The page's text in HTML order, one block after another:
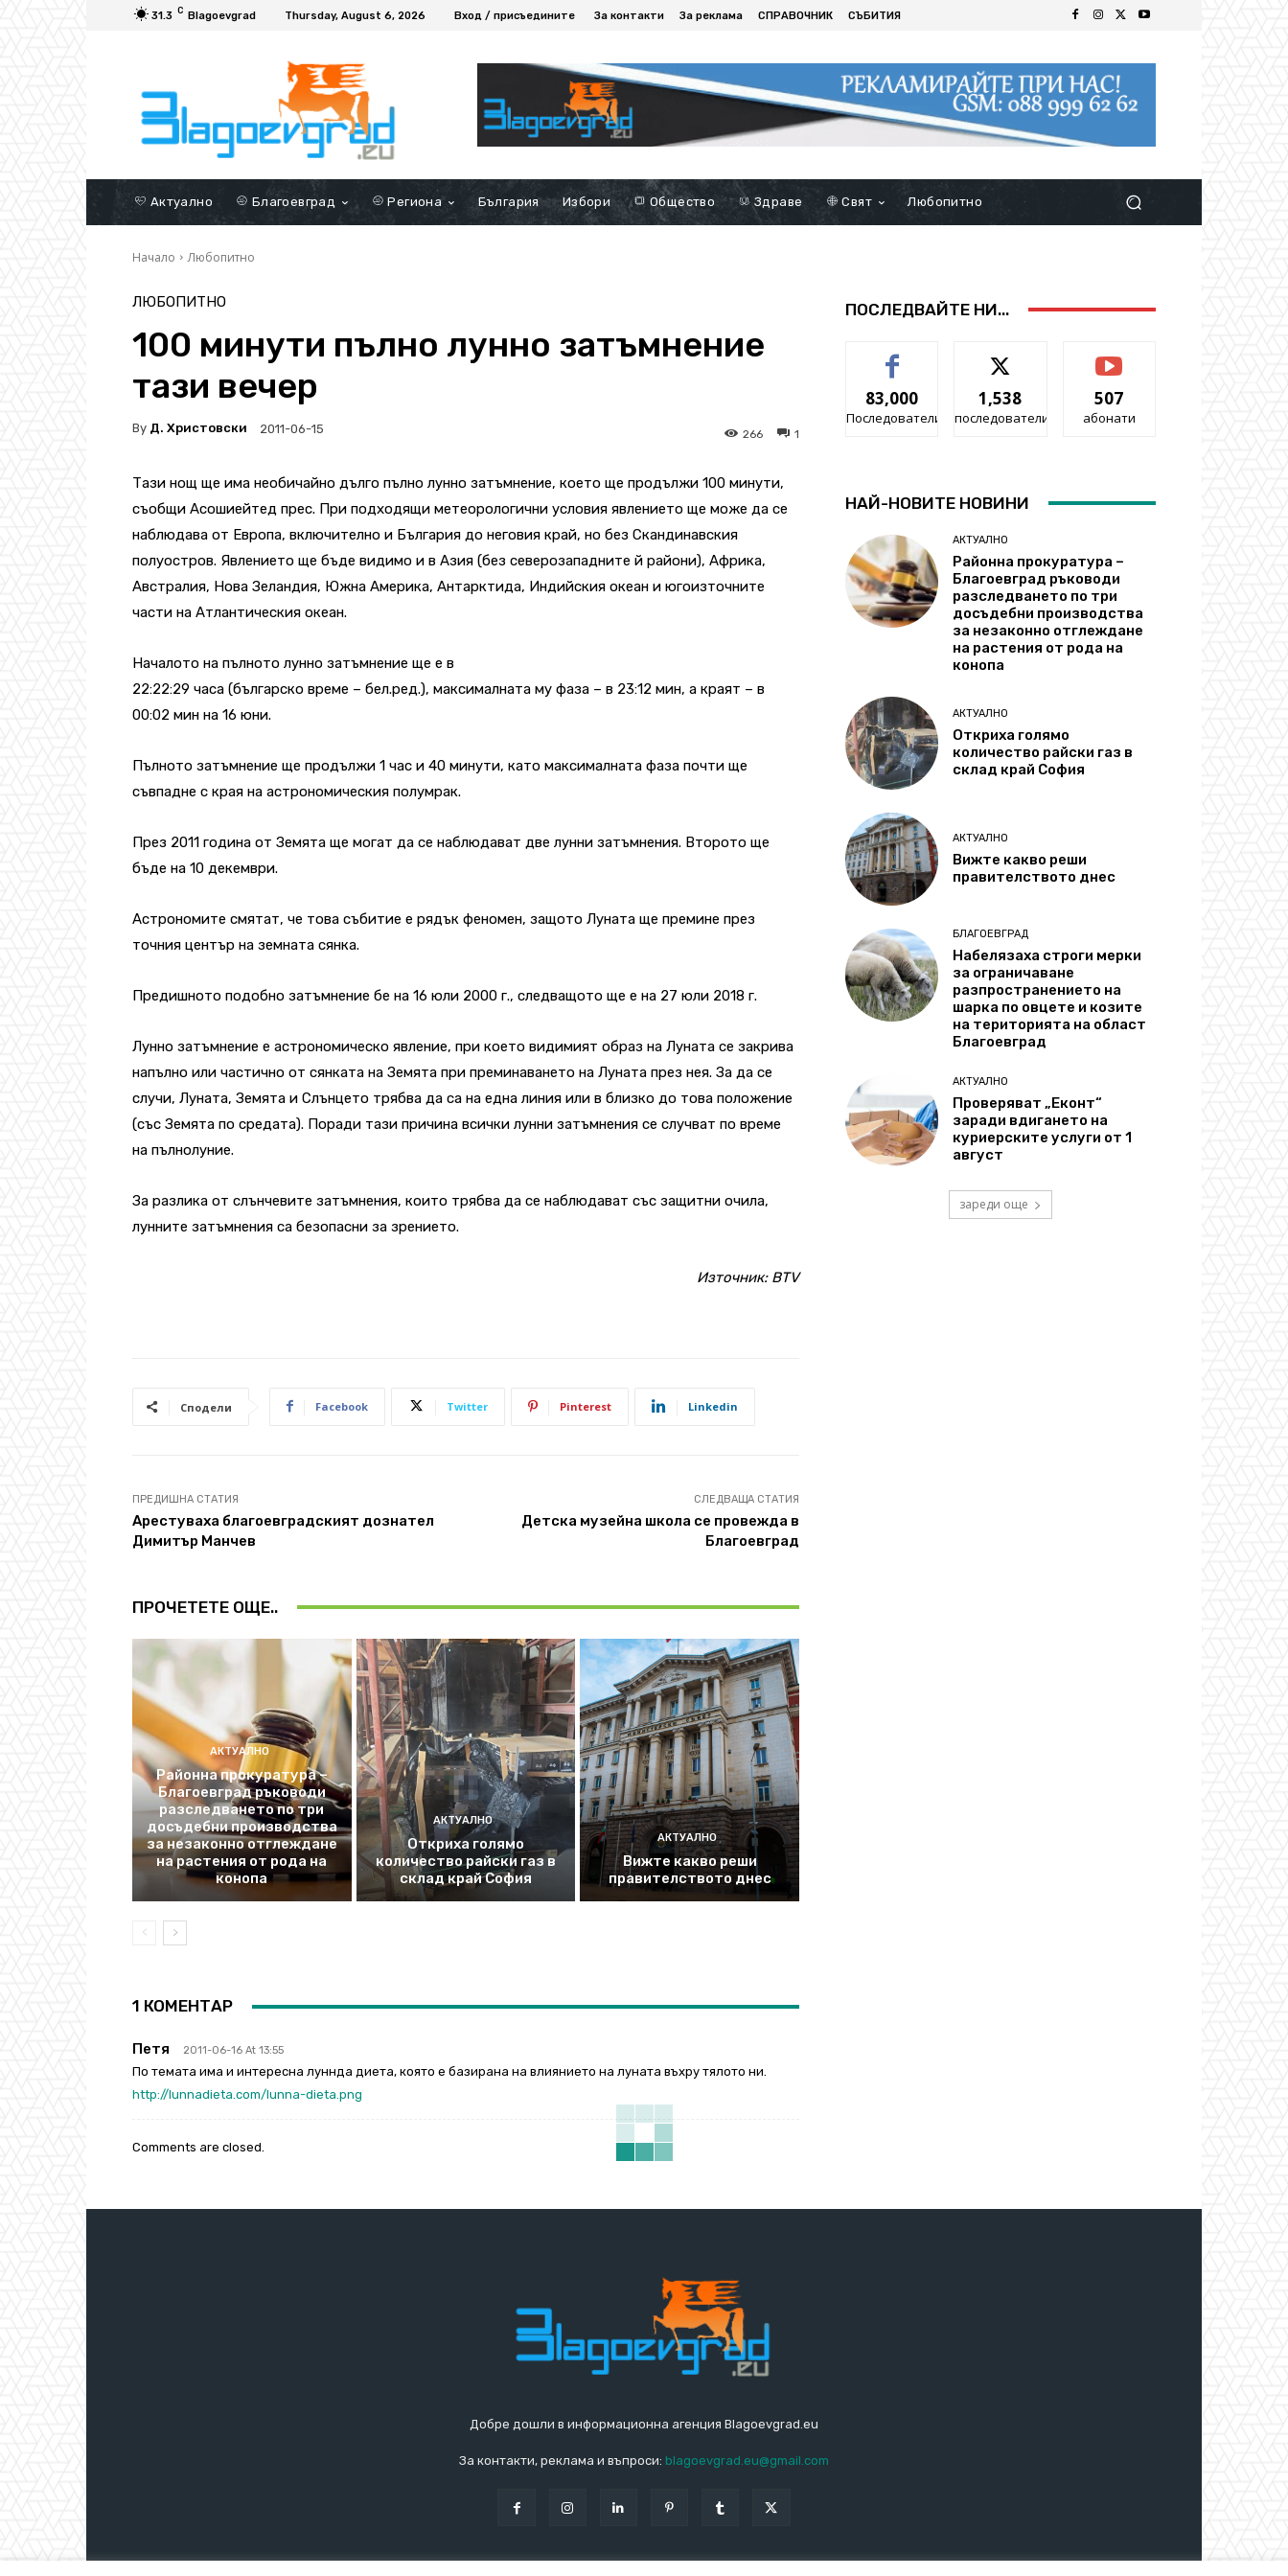
31.3 C Blagoevgrad Thursday, August 6, 2026 Вход / присъедините За контакти За реклама СПРАВОЧНИК СЪБИТИЯ
Актуално Благоевград Региона България Избори Общество Здраве Свят Любопитно
Начало Любопитно
ЛЮБОПИТНО
100 минути пълно лунно затъмнение
тази вечер
By Д. Христовски 2011-06-15 1
266
Тази нощ ще има необичайно дълго пълно лунно затъмнение, което ще продължи 100 минути,
съобщи Асошиейтед прес. При подходящи метеорологични условия явлението ще може да се
наблюдава от Европа, включително и България до неговия край, но без Скандинавския
полуостров. Явлението ще бъде видимо и в Азия (без северозападните й райони), Африка,
Австралия, Нова Зеландия, Южна Америка, Антарктида, Индийския океан и югоизточните
части на Атлантическия океан.
Началото на пълното лунно затъмнение ще е в
22:22:29 часа (българско време – бел.ред.), максималната му фаза – в 23:12 мин, а краят – в
00:02 мин на 16 юни.
Пълното затъмнение ще продължи 1 час и 40 минути, като максималната фаза почти ще
съвпадне с края на астрономическия полумрак.
През 2011 година от Земята ще могат да се наблюдават две лунни затъмнения. Второто ще
бъде на 10 декември.
Астрономите смятат, че това събитие е рядък феномен, защото Луната ще премине през
точния център на земната сянка.
Предишното подобно затъмнение бе на 16 юли 2000 г., следващото ще е на 27 юли 2018 г.
Лунно затъмнение е астрономическо явление, при което видимият образ на Луната се закрива
напълно или частично от сянката на Земята при преминаването на Луната през нея. За да се
случи, Луната, Земята и Слънцето трябва да са на една линия или в близко до това положение
(със Земята по средата). Поради тази причина всички лунни затъмнения се случват по време
на пълнолуние.
За разлика от слънчевите затъмнения, които трябва да се наблюдават със защитни очила,
лунните затъмнения са безопасни за зрението.
Източник: BTV
Сподели Facebook Twitter Pinterest Linkedin
ПРЕДИШНА СТАТИЯ
Арестуваха благоевградският дознател
Димитър Манчев
СЛЕДВАЩА СТАТИЯ
Детска музейна школа се провежда в
Благоевград
ПРОЧЕТЕТЕ ОЩЕ..
АКТУАЛНО
Районна прокуратура –
Благоевград ръководи
разследването по три
досъдебни производства
за незаконно отглеждане
на растения от рода на
конопа
АКТУАЛНО
Откриха голямо
количество райски газ в
склад край София
АКТУАЛНО
Вижте какво реши
правителството днес
1 КОМЕНТАР
Петя 2011-06-16 At 13:55
По темата има и интересна луннда диета, която е базирана на влиянието на луната въхру тялото ни.
http://lunnadieta.com/lunna-dieta.png
Comments are closed.
ПОСЛЕДВАЙТЕ НИ...
83,000
Последователи
1,538
последователи
507
абонати
НАЙ-НОВИТЕ НОВИНИ
АКТУАЛНО
Районна прокуратура –
Благоевград ръководи
разследването по три
досъдебни производства
за незаконно отглеждане
на растения от рода на
конопа
АКТУАЛНО
Откриха голямо
количество райски газ в
склад край София
АКТУАЛНО
Вижте какво реши
правителството днес
БЛАГОЕВГРАД
Набелязаха строги мерки
за ограничаване
разпространението на
шарка по овцете и козите
на територията на област
Благоевград
АКТУАЛНО
Проверяват „Еконт“
заради вдигането на
куриерските услуги от 1
август
зареди още
Добре дошли в информационна агенция Blagoevgrad.eu
За контакти, реклама и въпроси: blagoevgrad.eu@gmail.com